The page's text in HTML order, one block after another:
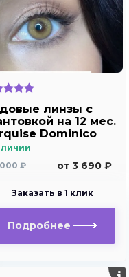
линзы c
на 12 мес.
Dominico
/Медовые
глаз с
₽
от 3 690 ₽
Заказать в 1 клик
Подробнее